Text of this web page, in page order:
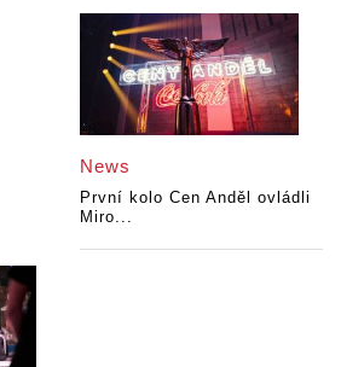
News
První kolo Cen Anděl ovládli
Miro...